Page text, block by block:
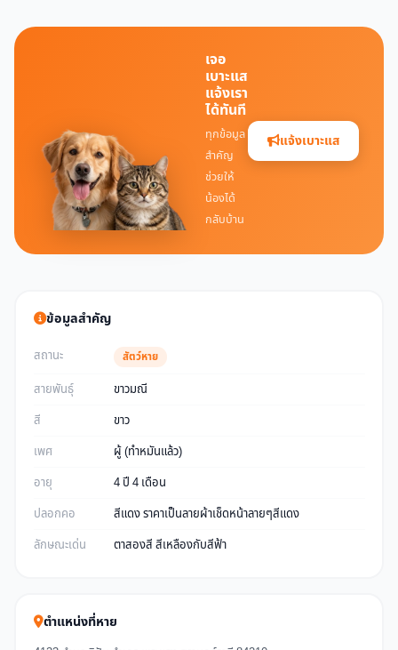
เจอ
เบาะแส
แจ้งเรา
ได้ทันที
ทุกข้อมูล
สำคัญ
ช่วยให้
น้องได้
กลับบ้าน
แจ้งเบาะแส
ข้อมูลสำคัญ
สถานะ สัตว์หาย
สายพันธุ์
ขาวมณี
สี
ขาว
เพศ
ผู้ (ทำหมันแล้ว)
อายุ
4 ปี 4 เดือน
ปลอกคอ
สีแดง ราคาเป็นลายผ้าเช็ดหน้าลายๆสีแดง
ลักษณะเด่น
ตาสองสี สีเหลืองกับสีฟ้า
ตำแหน่งที่หาย